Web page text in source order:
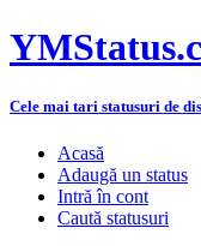
Cele mai tari statusuri de
Acasă
Adaugă un status
Intră în cont
Caută statusuri